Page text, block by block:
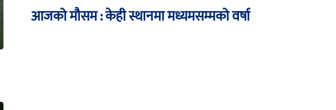
आजको मौसम : केही स्थानमा मध्यमसम्मको वर्षा